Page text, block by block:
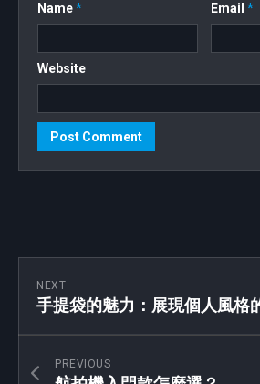
Name* Email*
Website
NEXT
手提袋的魅力：展現個人風格
PREVIOUS